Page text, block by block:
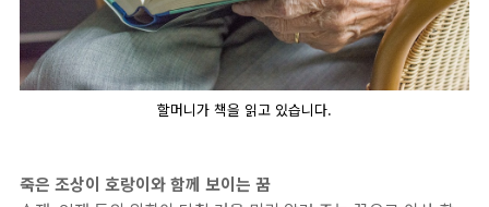
할머니가 책을 읽고 있습니다.
죽은 조상이 호랑이와 함께 보이는 꿈